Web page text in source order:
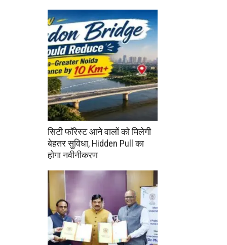
सिटी फॉरेस्ट आने वालों को मिलेगी
बेहतर सुविधा, Hidden Pull का
होगा नवीनीकरण